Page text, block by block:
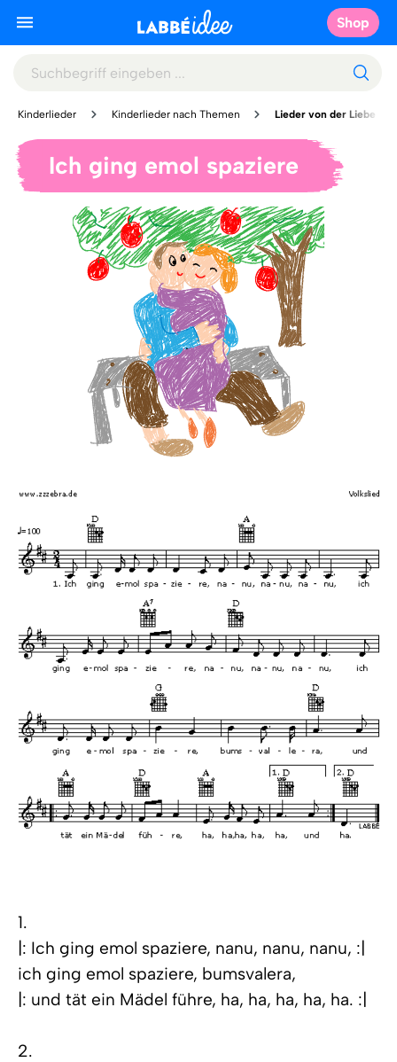
Shop
Kinderlieder Kinderlieder nach Themen Lieder von der Liebe
Ich ging emol spaziere
1.
|: Ich ging emol spaziere, nanu, nanu, nanu, :|
ich ging emol spaziere, bumsvalera,
|: und tät ein Mädel führe, ha, ha, ha, ha, ha. :|
2.